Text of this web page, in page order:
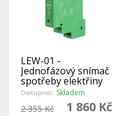
LEW-01 -
Jednofázový snímač
spotřeby elektřiny
přes Wi-Fi a Internet
Dostupnost: Skladem
1 860 Kč
2 355 Kč